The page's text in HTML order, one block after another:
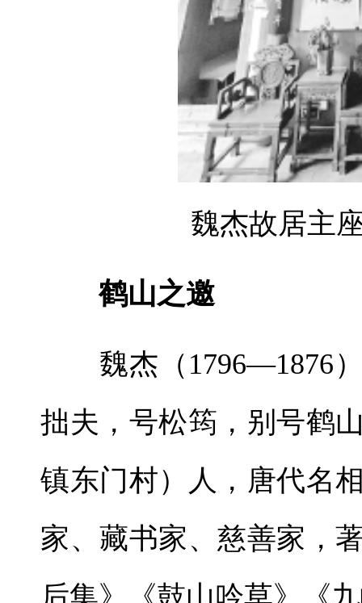
魏杰故居主
鹤山之邀
魏杰（1796—1876）
拙夫，号松筠，别号鹤
镇东门村）人，唐代名
家、藏书家、慈善家，
后集》《鼓山吟草》《